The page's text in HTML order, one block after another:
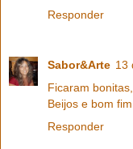
Responder
Sabor&Arte 13
Ficaram
Beijos e bom
Responder